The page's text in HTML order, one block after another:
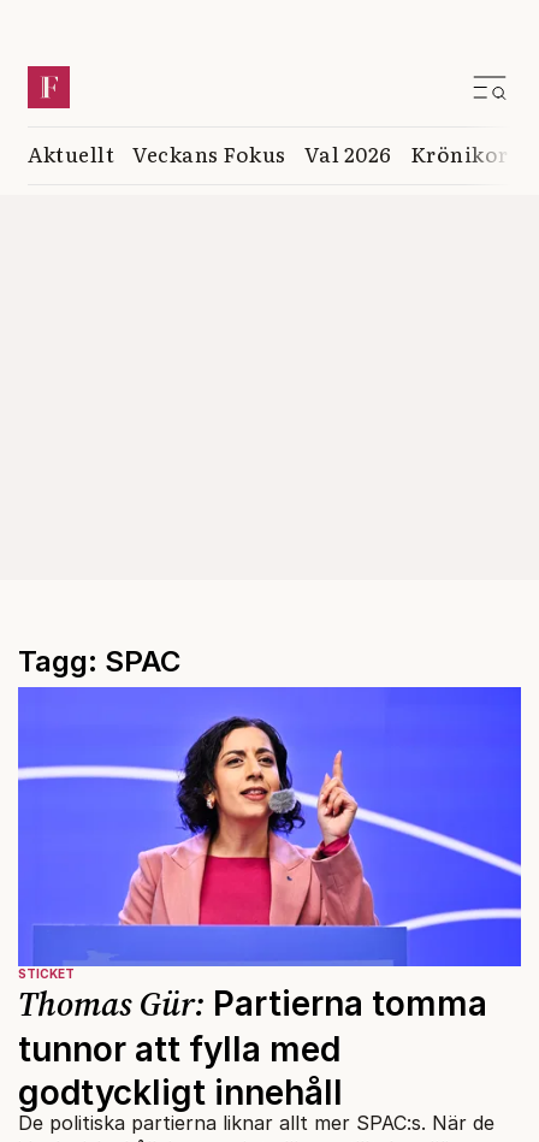
Aktuellt Veckans Fokus Val 2026 Krönikor
Tagg: SPAC
STICKET
Thomas Gür: Partierna tomma
tunnor att fylla med
godtyckligt innehåll
De politiska partierna liknar allt mer SPAC:s. När de